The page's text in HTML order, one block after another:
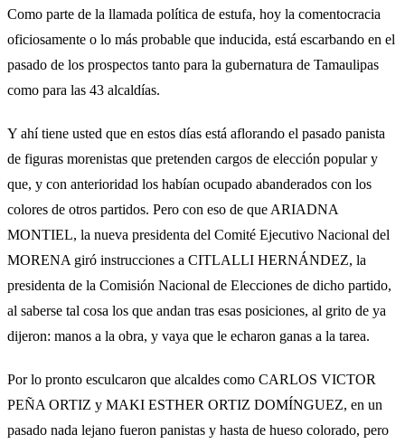
Como parte de la llamada política de estufa, hoy la comentocracia
oficiosamente o lo más probable que inducida, está escarbando en el
pasado de los prospectos tanto para la gubernatura de Tamaulipas
como para las 43 alcaldías.
Y ahí tiene usted que en estos días está aflorando el pasado panista
de figuras morenistas que pretenden cargos de elección popular y
que, y con anterioridad los habían ocupado abanderados con los
colores de otros partidos. Pero con eso de que ARIADNA
MONTIEL, la nueva presidenta del Comité Ejecutivo Nacional del
MORENA giró instrucciones a CITLALLI HERNÁNDEZ, la
presidenta de la Comisión Nacional de Elecciones de dicho partido,
al saberse tal cosa los que andan tras esas posiciones, al grito de ya
dijeron: manos a la obra, y vaya que le echaron ganas a la tarea.
Por lo pronto esculcaron que alcaldes como CARLOS VICTOR
PEÑA ORTIZ y MAKI ESTHER ORTIZ DOMÍNGUEZ, en un
pasado nada lejano fueron panistas y hasta de hueso colorado, pero